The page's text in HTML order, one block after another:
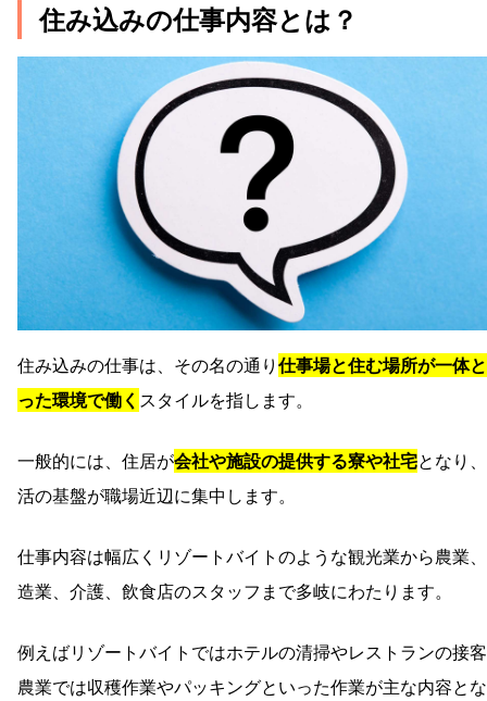
住み込みの仕事内容とは？
住み込みの仕事は、その名の通り仕事場と住む場所が一体
った環境で働く スタイルを指します。
一般的には、住居が会社や施設の提供する寮や社宅となり
活の基盤が職場近辺に集中します。
仕事内容は幅広くリゾートバイトのような観光業から農業
造業、介護、飲食店のスタッフまで多岐にわたります。
例えばリゾートバイトではホテルの清掃やレストランの接
農業では収穫作業やパッキングといった作業が主な内容と